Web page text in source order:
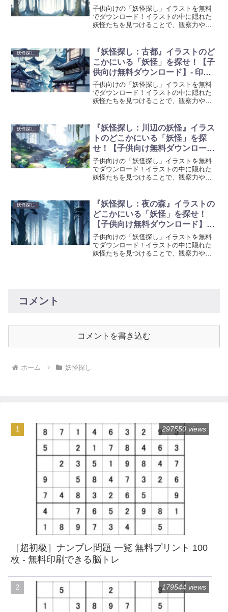
ド】- 印刷・スマホ・タブレット
子供向けの「妖怪探し」イラストを無料
でダウンロード！イラストの中に隠れた
妖怪たちを見つけることで、観察力や集
遊ぶことができます。印刷して使用する
ほか、スマートフォンやタブレットでも
楽しむことができます。
妖怪探し
『妖怪探し：古都』イラストのど
こかにいる「妖怪」を探せ！【子
供向け無料ダウンロード】- 印
刷・スマホ・タブレット
子供向けの「妖怪探し」イラストを無料
でダウンロード！イラストの中に隠れた
妖怪たちを見つけることで、観察力や集
遊ぶことができます。印刷して使用する
ほか、スマートフォンやタブレットでも
楽しむことができます。
妖怪探し
『妖怪探し：川辺の妖怪』イラス
トのどこかにいる「妖怪」を探
せ！【子供向け無料ダウンロー
ド】- 印刷・スマホ・タブレット
子供向けの「妖怪探し」イラストを無料
でダウンロード！イラストの中に隠れた
妖怪たちを見つけることで、観察力や集
遊ぶことができます。印刷して使用する
ほか、スマートフォンやタブレットでも
楽しむことができます。
妖怪探し
『妖怪探し：夜の森』イラストの
どこかにいる「妖怪」を探せ！
【子供向け無料ダウンロード】-
印刷・スマホ・タブレット
子供向けの「妖怪探し」イラストを無料
でダウンロード！イラストの中に隠れた
妖怪たちを見つけることで、観察力や集
コメント
コメントを書き込む
ホーム 妖怪探し
［超初級］ナンプレ問題 一覧 無料プリント 100
枚 - 無料印刷できる脳トレ
297550 views
179544 views